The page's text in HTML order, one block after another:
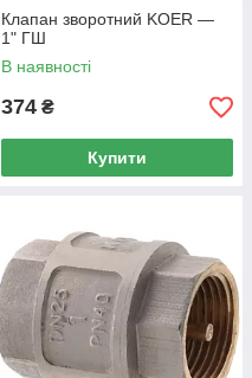
Клапан зворотний KOER —
1" ГШ
В наявності
374 ₴
Купити